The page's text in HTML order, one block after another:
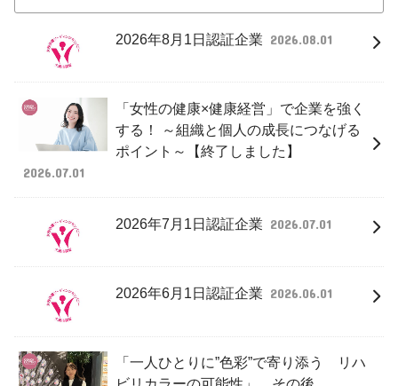
2026年8月1日認証企業 2026.08.01
「女性の健康×健康経営」で企業を強く
する！ ～組織と個人の成長につなげる
ポイント～【終了しました】
2026.07.01
2026年7月1日認証企業 2026.07.01
2026年6月1日認証企業 2026.06.01
「一人ひとりに”色彩”で寄り添う リハ